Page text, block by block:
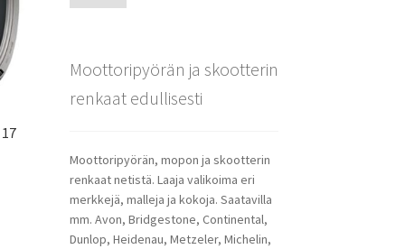
Moottoripyörän ja skootterin
renkaat edullisesti
Moottoripyörän, mopon ja skootterin
renkaat netistä. Laaja valikoima eri
merkkejä, malleja ja kokoja. Saatavilla
mm. Avon, Bridgestone, Continental,
Dunlop, Heidenau, Metzeler, Michelin,